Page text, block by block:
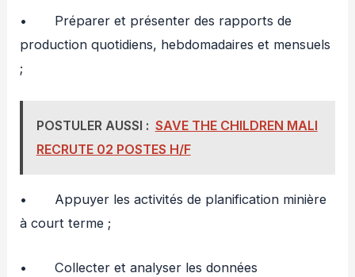
• Préparer et présenter des rapports de
production quotidiens, hebdomadaires et mensuels
;
POSTULER AUSSI : SAVE THE CHILDREN MALI
RECRUTE 02 POSTES H/F
• Appuyer les activités de planification minière
à court terme ;
• Collecter et analyser les données